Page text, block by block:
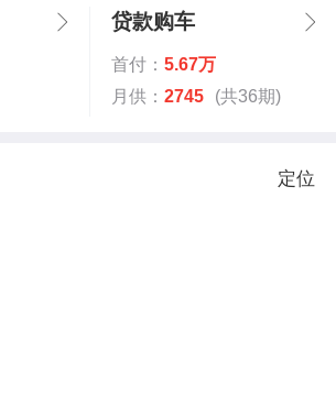
贷款购车
首付： 5.67万
月供： 2745 (共36期)
定位